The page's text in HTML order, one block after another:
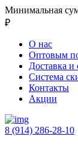
Минимальная
₽
О нас
Оптовым
Доставка и
Система
Контакты
Акции
8 (914) 286-28-10